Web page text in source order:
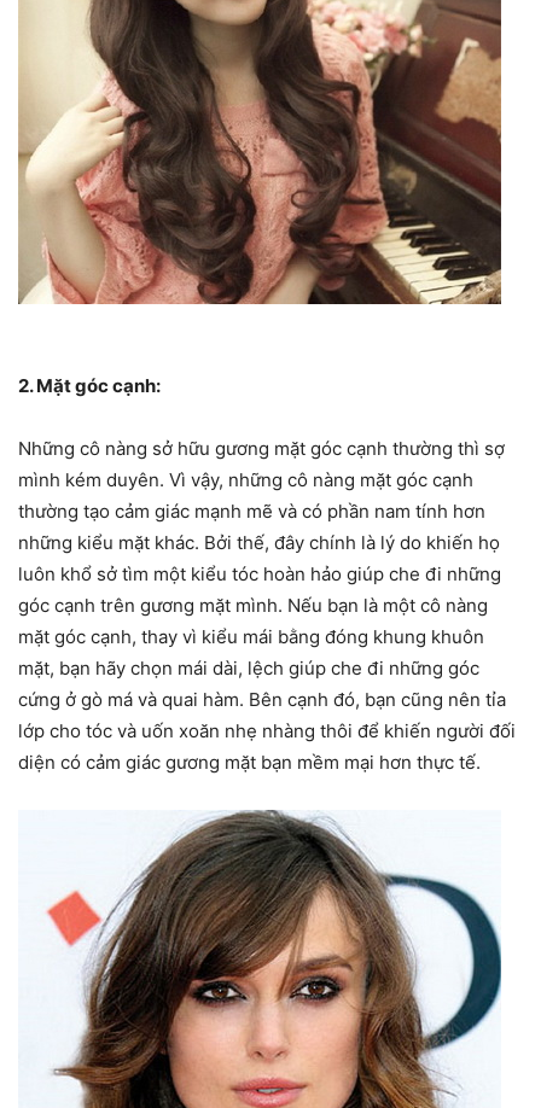
2. Mặt góc cạnh:
Những cô nàng sở hữu gương mặt góc cạnh thường thì sợ
mình kém duyên. Vì vậy, những cô nàng mặt góc cạnh
thường tạo cảm giác mạnh mẽ và có phần nam tính hơn
những kiểu mặt khác. Bởi thế, đây chính là lý do khiến họ
luôn khổ sở tìm một kiểu tóc hoàn hảo giúp che đi những
góc cạnh trên gương mặt mình. Nếu bạn là một cô nàng
mặt góc cạnh, thay vì kiểu mái bằng đóng khung khuôn
mặt, bạn hãy chọn mái dài, lệch giúp che đi những góc
cứng ở gò má và quai hàm. Bên cạnh đó, bạn cũng nên tỉa
lớp cho tóc và uốn xoăn nhẹ nhàng thôi để khiến người đối
diện có cảm giác gương mặt bạn mềm mại hơn thực tế.